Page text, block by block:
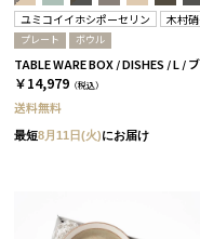
ユミコイイホシポーセリン 木村
プレート ボウル
￥14,979 （税込）
送料無料
最短8月11日(火)にお届け